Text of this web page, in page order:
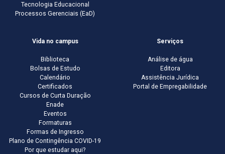
Tecnologia Educacional
Processos Gerenciais (EaD)
Vida no campus
Biblioteca
Bolsas de Estudo
Calendário
Certificados
Cursos de Curta Duração
Enade
Eventos
Formaturas
Formas de Ingresso
Plano de Contingência COVID-19
Por que estudar aqui?
Serviços
Análise de água
Editora
Assistência Jurídica
Portal de Empregabilidade